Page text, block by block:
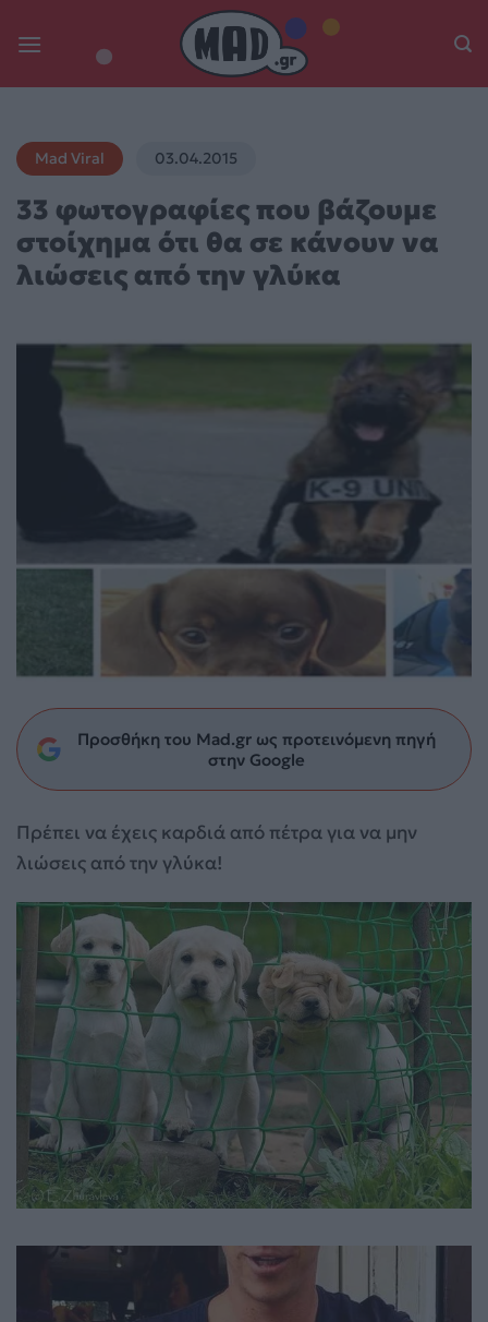
Mad Viral 03.04.2015
33 φωτογραφίες που βάζουμε
στοίχημα ότι θα σε κάνουν να
λιώσεις από την γλύκα
Προσθήκη του Mad.gr ως προτεινόμενη πηγή
στην Google
Πρέπει να έχεις καρδιά από πέτρα για να μην
λιώσεις από την γλύκα!